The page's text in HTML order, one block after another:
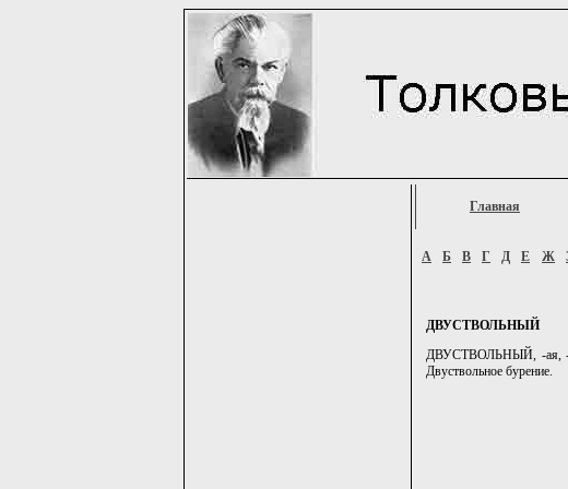
Главная
А Б В Г Д Е Ж
ДВУСТВОЛЬНЫЙ
ДВУСТВОЛЬНЫЙ, -ая, -
Двуствольное бурение.